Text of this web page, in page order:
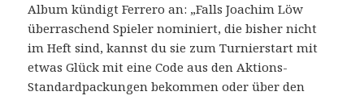
Album kündigt Ferrero an: „Falls Joachim Löw
überraschend Spieler nominiert, die bisher nicht
im Heft sind, kannst du sie zum Turnierstart mit
etwas Glück mit eine Code aus den Aktions-
Standardpackungen bekommen oder über den